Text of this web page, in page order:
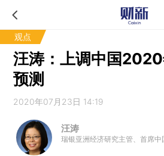
观点
汪涛：上调中国
预测
2020年07月23日 14:19
汪涛
瑞银亚洲经济研究主管、首席